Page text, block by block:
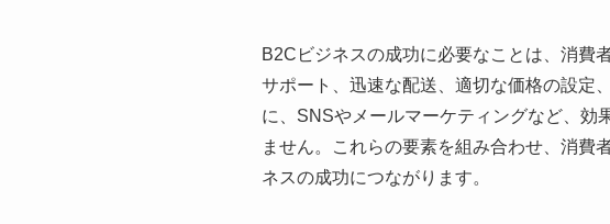
B2Cビジネスの成功に必要なことは、消費
サポート、迅速な配送、適切な価格の設定
に、SNSやメールマーケティングなど、効
ません。これらの要素を組み合わせ、消費
ネスの成功につながります。